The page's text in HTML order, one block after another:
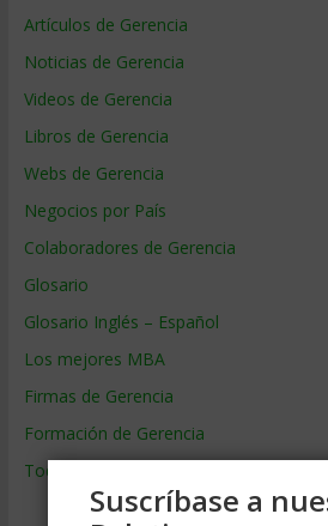
Artículos de Gerencia
Noticias de Gerencia
Videos de Gerencia
Libros de Gerencia
Webs de Gerencia
Negocios por País
Colaboradores de Gerencia
Glosario
Glosario Inglés – Español
Los mejores MBA
Firmas de Gerencia
Formación de Gerencia
Todos los Temas
Suscríbase a